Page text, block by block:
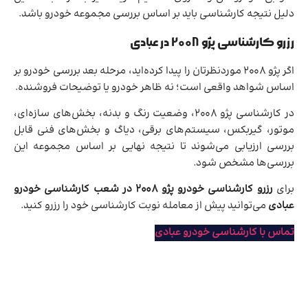
دلیل نتیجه کارشناسی باید بر اساس بررسی مجموعه خودرو باشد.
رزرو کارشناسی پژو 2008 در عبادی
اگر پژو 2008 موردنظرتان را پیدا کرده‌اید، مرحله بعد بررسی خودرو بر
اساس شواهد واقعی است؛ نه ظاهر خودرو یا توضیحات فروشنده.
در کارشناسی پژو 2008، وضعیت رنگ و بدنه، بخش‌های سازه‌ای،
موتور، گیربکس، سیستم‌های برقی، دیاگ و بخش‌های فنی قابل
بررسی ارزیابی می‌شوند تا نتیجه نهایی بر اساس مجموعه این
بررسی‌ها مشخص شود.
برای
رزرو کارشناسی خودرو پژو 2008 در شعب کارشناسی خودرو
عبادی می‌توانید پیش از معامله نوبت کارشناسی خود را رزرو کنید.
تماس با کارشناسی خودرو عبادی